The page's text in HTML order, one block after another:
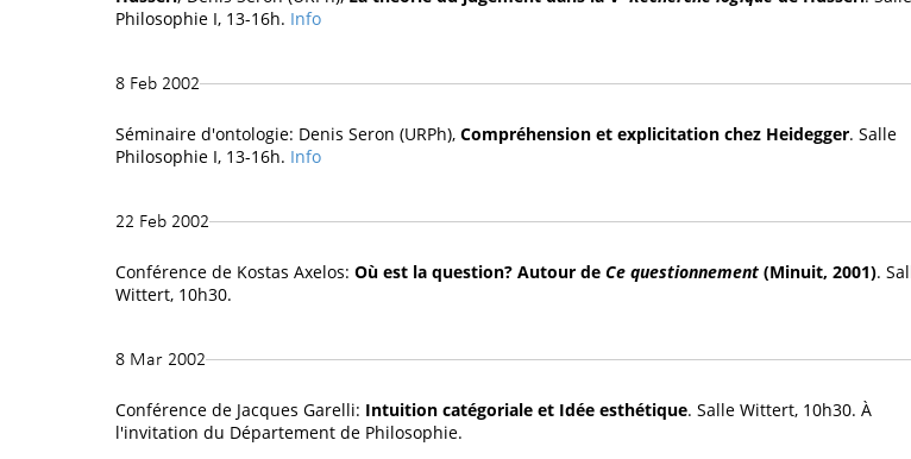
Philosophie I, 13-16h. Info
8 Feb 2002
Séminaire d'ontologie: Denis Seron (URPh), Compréhension et explicitation chez Heidegger. Salle
Philosophie I, 13-16h. Info
22 Feb 2002
Conférence de Kostas Axelos: Où est la question? Autour de Ce questionnement (Minuit, 2001).
Wittert, 10h30.
8 Mar 2002
Conférence de Jacques Garelli: Intuition catégoriale et Idée esthétique. Salle Wittert, 10h30. À
l'invitation du Département de Philosophie.